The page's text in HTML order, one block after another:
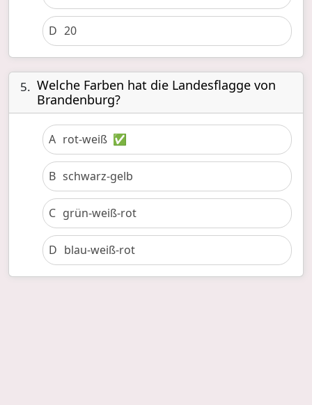
D 20
5. Welche Farben hat die Landesflagge von
Brandenburg?
A rot-weiß ✅
B schwarz-gelb
C grün-weiß-rot
D blau-weiß-rot